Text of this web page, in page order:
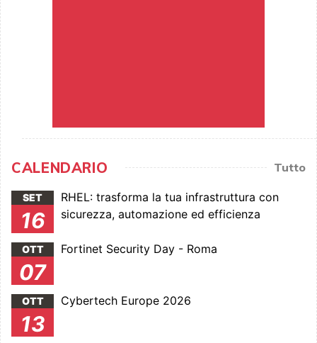
CALENDARIO Tutto
SET
16
RHEL: trasforma la tua infrastruttura con
sicurezza, automazione ed efficienza
OTT
07
Fortinet Security Day - Roma
OTT
13
Cybertech Europe 2026